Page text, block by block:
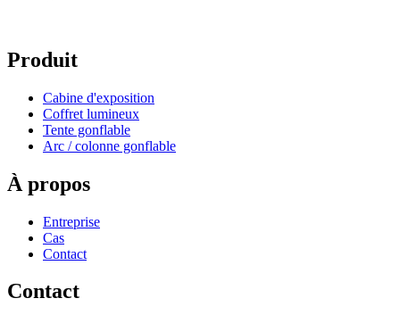
Produit
Cabine d'exposition
Coffret lumineux
Tente gonflable
Arc / colonne gonflable
À propos
Entreprise
Cas
Contact
Contact